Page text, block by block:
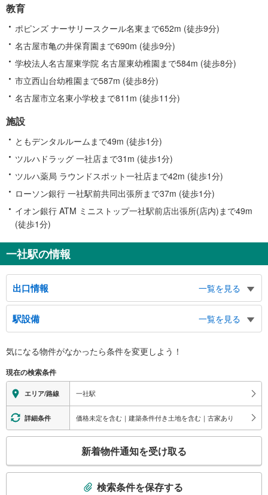
教育
ポピンズ ナーサリースクール名東まで652m (徒歩9分)
名古屋市亀の井保育園まで690m (徒歩9分)
学校法人名古屋東学院 名古屋東幼稚園まで584m (徒歩8分)
市立西山台幼稚園まで587m (徒歩8分)
名古屋市立名東小学校まで811m (徒歩11分)
施設
ともデンタルルームまで49m (徒歩1分)
ツルハドラッグ 一社店まで31m (徒歩1分)
ツルハ薬局 ラウンドスポット一社店まで42m (徒歩1分)
ローソン銀行 一社駅前共同出張所まで37m (徒歩1分)
イオン銀行 ATM ミニストップ一社駅前店出張所(店内)まで49m
(徒歩1分)
一社駅の情報
出口情報
一覧を見る
１出口
市バス １番のりば、千種高等学校、高社郵便局、名古屋銀行、高社１・２丁
目、平和が丘４丁目、社台１−３丁目
２出口
営打越荘、名東コミュニティセンター、三重銀行、一社１−４丁目、亀の井１
−３丁目
駅設備
一覧を見る
※段差なしでの移動経路
地上⇔改札⇔ホーム：○
エレベータ
・各ホーム⇔ホーム間連絡通路
・高畑方面ホーム階の通路⇔南改札
エスカレータ
《多機能トイレ》
・南改札外（２番出口方面）
気になる物件がなかったら条件を変更しよう！
現在の検索条件
エリア/路線 一社駅
詳細条件 価格未定を含む｜建築条件付き土地を含む｜古家あり
検
新着物件通知を受け取る
検索条件を保存する